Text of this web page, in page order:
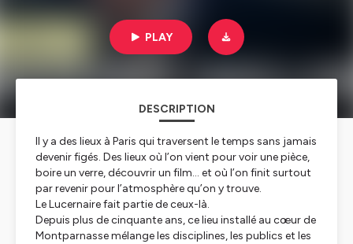
PLAY
DESCRIPTION
Il y a des lieux à Paris qui traversent le temps sans jamais
devenir figés. Des lieux où l’on vient pour voir une pièce,
boire un verre, découvrir un film… et où l’on finit surtout
par revenir pour l’atmosphère qu’on y trouve.
Le Lucernaire fait partie de ceux-là.
Depuis plus de cinquante ans, ce lieu installé au cœur de
Montparnasse mélange les disciplines, les publics et les